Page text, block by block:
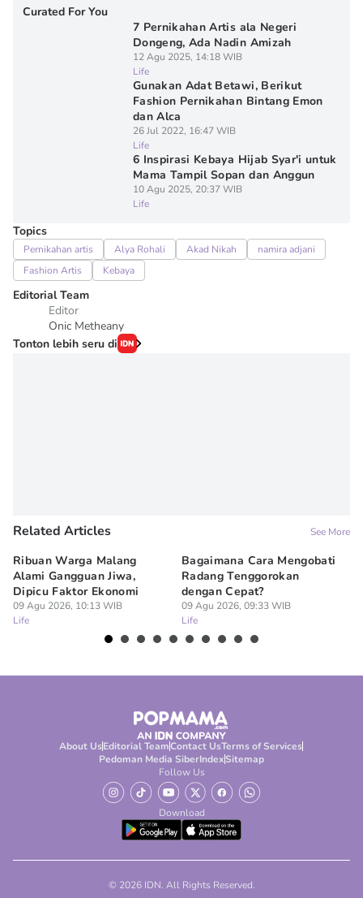
Curated For You
7 Pernikahan Artis ala Negeri
Dongeng, Ada Nadin Amizah
12 Agu 2025, 14:18 WIB
Life
Gunakan Adat Betawi, Berikut
Fashion Pernikahan Bintang Emon
dan Alca
26 Jul 2022, 16:47 WIB
Life
6 Inspirasi Kebaya Hijab Syar'i untuk
Mama Tampil Sopan dan Anggun
10 Agu 2025, 20:37 WIB
Life
Topics
Pernikahan artis Alya Rohali Akad Nikah
namira adjani
Fashion Artis
Kebaya
Editorial Team
Editor
Onic Metheany
Tonton lebih seru di
Related Articles See More
Ribuan Warga Malang
Alami Gangguan Jiwa,
Dipicu Faktor Ekonomi
09 Agu 2026, 10:13 WIB
Life
Bagaimana Cara Mengobati
Radang Tenggorokan
dengan Cepat?
09 Agu 2026, 09:33 WIB
Life
About UsEditorial TeamContact UsTerms of Services
Pedoman Media SiberIndexSitemap
Follow Us
Download
© 2026 IDN. All Rights Reserved.